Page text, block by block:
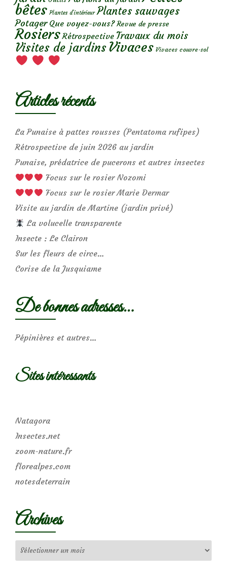
bêtes Plantes d’intérieur Plantes sauvages
Potager Que voyez-vous? Revue de presse
Rosiers Rétrospective Travaux du mois
Visites de jardins Vivaces Vivaces couvre-sol
Articles récents
La Punaise à pattes rousses (Pentatoma rufipes)
Rétrospective de juin 2026 au jardin
Punaise, prédatrice de pucerons et autres insectes
Focus sur le rosier Nozomi
Focus sur le rosier Marie Dermar
Visite au jardin de Martine (jardin privé)
La volucelle transparente
Insecte : Le Clairon
Sur les fleurs de circe…
Corise de la Jusquiame
De bonnes adresses…
Pépinières et autres…
Sites intéressants
Natagora
Insectes.net
zoom-nature.fr
florealpes.com
notesdeterrain
Archives